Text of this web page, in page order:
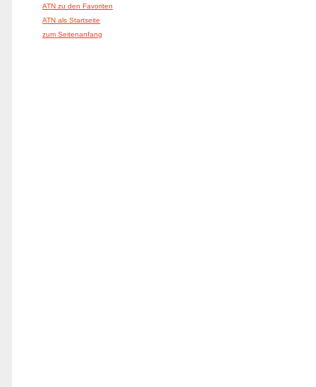
ATN zu den Favoriten
ATN als Startseite
zum Seitenanfang